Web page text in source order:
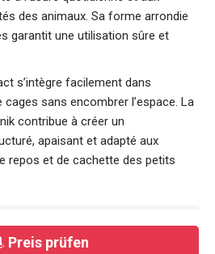
des animaux. Sa forme arrondie
garantit une utilisation sûre et
s’intègre facilement dans
sans encombrer l’espace. La
contribue à créer un
apaisant et adapté aux
repos et de cachette des petits
Preis prüfen